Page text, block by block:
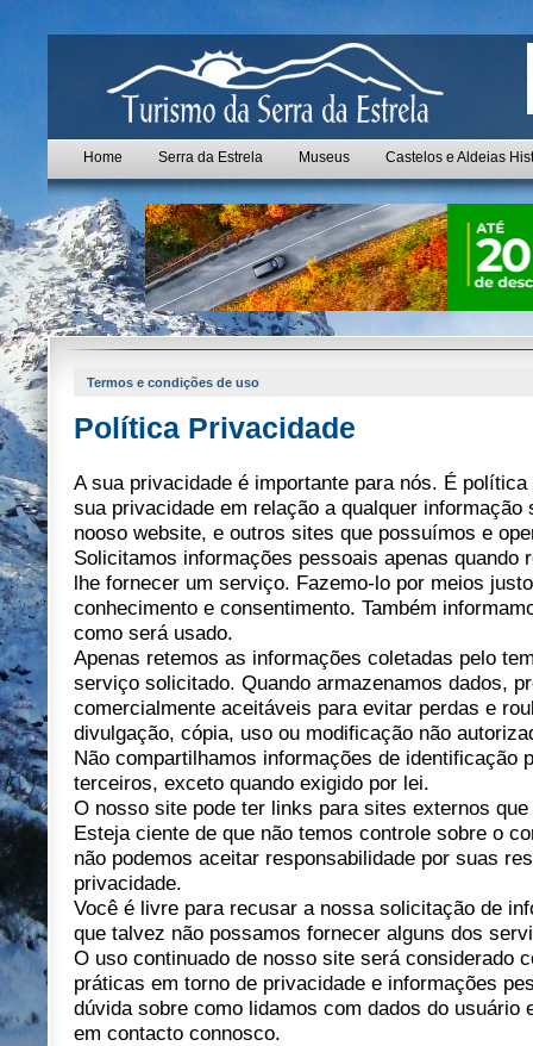
Home Serra da Estrela Museus Castelos e Aldeias
Termos e condições de uso
Política Privacidade
A sua privacidade é importante para nós. É
sua privacidade em relação a qualquer
nooso website, e outros sites que possuímos e
Solicitamos informações pessoais apenas quando
lhe fornecer um serviço. Fazemo-lo por meios
conhecimento e consentimento. Também
como será usado.
Apenas retemos as informações coletadas pelo
serviço solicitado. Quando armazenamos dados,
comercialmente aceitáveis ​​para evitar perdas e
divulgação, cópia, uso ou modificação não
Não compartilhamos informações de identificação
terceiros, exceto quando exigido por lei.
O nosso site pode ter links para sites externos
Esteja ciente de que não temos controle sobre o
não podemos aceitar responsabilidade por suas
privacidade.
Você é livre para recusar a nossa solicitação de
que talvez não possamos fornecer alguns dos
O uso continuado de nosso site será considerado
práticas em torno de privacidade e informações
dúvida sobre como lidamos com dados do usuário
em contacto connosco.